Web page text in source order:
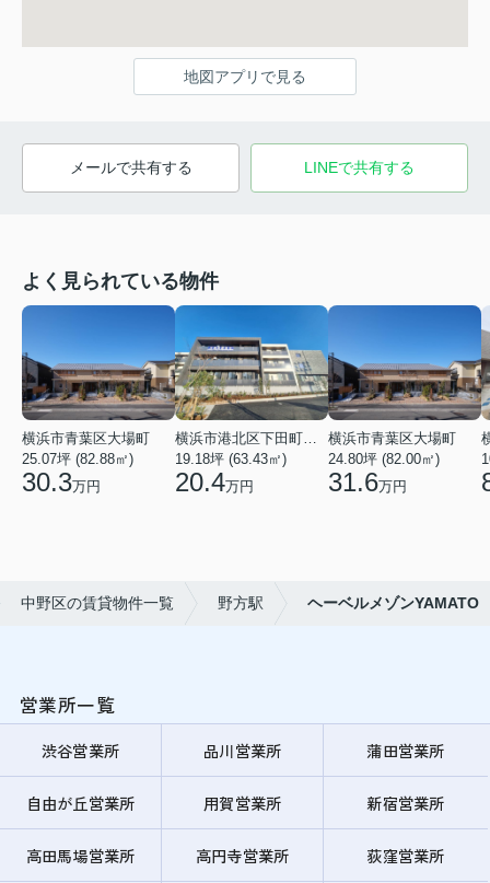
地図アプリで見る
メールで共有する LINEで共有する
よく見られている物件
横浜市青葉区大場町
25.07坪 (82.88㎡)
30.3万円
19.18坪 (63.43㎡)
20.4万円
横浜市青葉区大場町
24.80坪 (82.00㎡)
31.6万円
中野区の賃貸物件一覧 野方駅 ヘーベルメゾンYAMATO
営業所一覧
渋谷営業所 品川営業所 蒲田営業所
自由が丘営業所 用賀営業所 新宿営業所
高田馬場営業所 高円寺営業所 荻窪営業所